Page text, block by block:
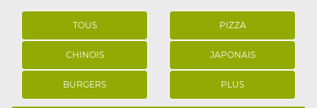
TOUS PIZZA
CHINOIS JAPONAIS
BURGERS PLUS